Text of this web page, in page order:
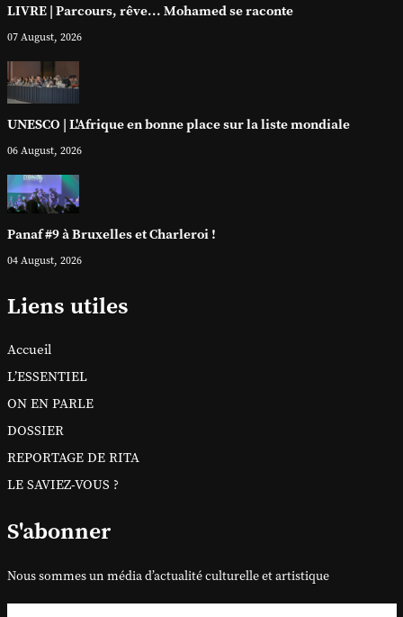
LIVRE | Parcours, rêve... Mohamed se raconte
07 August, 2026
UNESCO | L'Afrique en bonne place sur la liste mondiale
06 August, 2026
Panaf #9 à Bruxelles et Charleroi !
04 August, 2026
Liens utiles
Accueil
L’ESSENTIEL
ON EN PARLE
DOSSIER
REPORTAGE DE RITA
LE SAVIEZ-VOUS ?
S'abonner
Nous sommes un média d’actualité culturelle et artistique